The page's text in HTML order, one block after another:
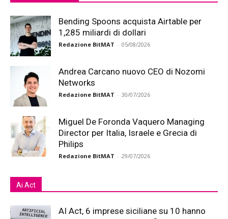
Bending Spoons acquista Airtable per
1,285 miliardi di dollari
Redazione BitMAT - 05/08/2026
Andrea Carcano nuovo CEO di Nozomi
Networks
Redazione BitMAT - 30/07/2026
Miguel De Foronda Vaquero Managing
Director per Italia, Israele e Grecia di
Philips
Redazione BitMAT - 29/07/2026
Ai Act
AI Act, 6 imprese siciliane su 10 hanno